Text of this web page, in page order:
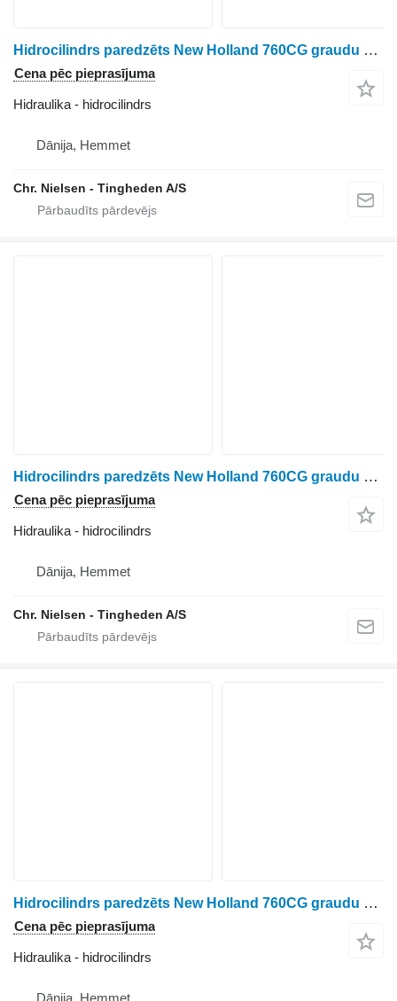
Hidrocilindrs paredzēts New Holland 760CG graudu hedera
Cena pēc pieprasījuma
Hidraulika - hidrocilindrs
Dānija, Hemmet
Chr. Nielsen - Tingheden A/S
Hidrocilindrs paredzēts New Holland 760CG graudu hedera
Cena pēc pieprasījuma
Hidraulika - hidrocilindrs
Dānija, Hemmet
Chr. Nielsen - Tingheden A/S
Hidrocilindrs paredzēts New Holland 760CG graudu hedera
Cena pēc pieprasījuma
Hidraulika - hidrocilindrs
Dānija, Hemmet